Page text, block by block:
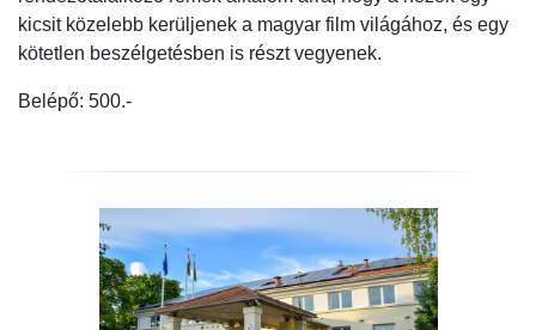
kicsit közelebb kerüljenek a magyar film világához, és egy
kötetlen beszélgetésben is részt vegyenek.
Belépő: 500.-